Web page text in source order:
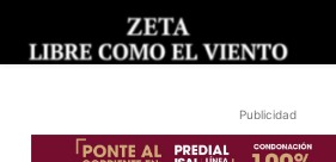
Publicidad